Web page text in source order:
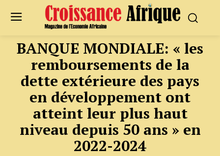
BANQUE MONDIALE: « les
remboursements de la
dette extérieure des pays
en développement ont
atteint leur plus haut
niveau depuis 50 ans » en
2022-2024